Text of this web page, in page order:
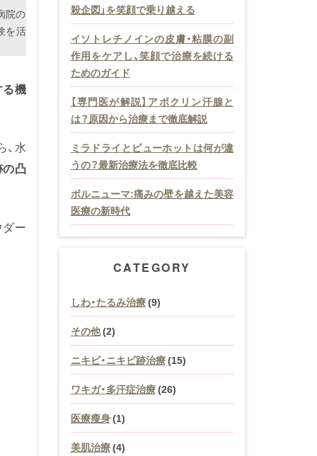
院の
を活
機
水
凸
ー
殺企図」を笑顔で乗り越える
イソトレチノインの皮膚・粘膜の副
作用をケアし、笑顔で治療を続ける
ためのガイド
【専門医が解説】アポクリン汗腺と
は？原因から治療まで徹底解説
ミラドライとビューホットは何が違
うの？最新治療法を徹底比較
ボルニューマ:痛みの壁を越えた美容
医療の新時代
CATEGORY
しわ・たるみ治療(9)
その他(2)
ニキビ・ニキビ跡治療(15)
ワキガ・多汗症治療(26)
医療瘦身(1)
美肌治療(4)